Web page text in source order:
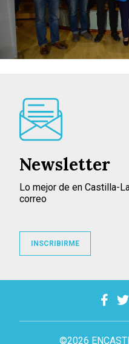
©2026
Newsletter
Lo mejor de en Castilla-
correo
INSCRIBIRME